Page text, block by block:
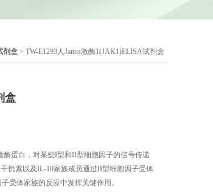
剂盒 > TW-E1293人Janus激酶1(JAK1)ELISA试剂盒
盒
酶蛋白，对某些I型和II型细胞因子的信号传递
扰素以及IL-10家族成员通过II型细胞因子受体
受体家族的反应中发挥关键作用。